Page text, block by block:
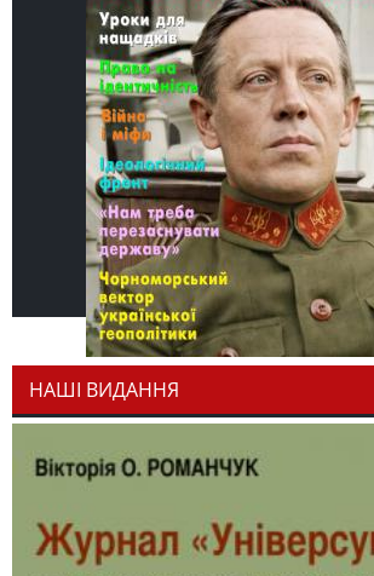
НАШІ ВИДАННЯ